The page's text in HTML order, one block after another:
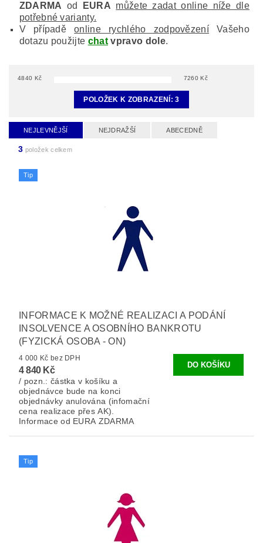
ZDARMA od EURA můžete zadat online níže dle
potřebné varianty.
V případěonline rychlého zodpovězení Vašeho
dotazu použijte chatvpravo dole.
4840 Kč 7260 Kč
POLOŽEK K ZOBRAZENÍ:3
NEJLEVNĚJŠÍ NEJDRAŽŠÍ ABECEDNĚ
3 položek celkem
Tip
INFORMACE K MOŽNÉ REALIZACI A PODÁNÍ
INSOLVENCE A OSOBNÍHO BANKROTU
(FYZICKÁ OSOBA - ON)
4 000 Kč bez DPH
4 840 Kč
/ pozn.: částka v košíku a
objednávce bude na konci
objednávky anulována (infomační
cena realizace přes AK).
Informace od EURA ZDARMA
Tip